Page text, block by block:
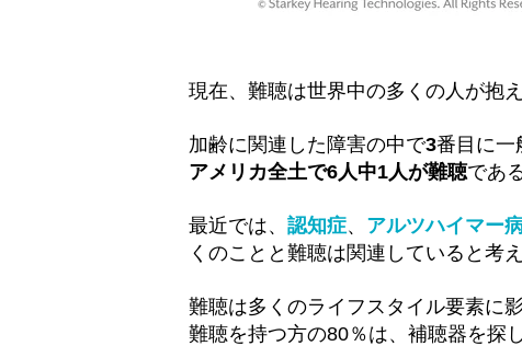
現在、難聴は世界中の多くの人が抱
加齢に関連した障害の中で3番目に一
アメリカ全土で6人中1人が難聴であ
最近では、 認知症、 アルツハイマー
くのことと難聴は関連していると考
難聴は多くのライフスタイル要素に
難聴を持つ方の80％は、補聴器を探